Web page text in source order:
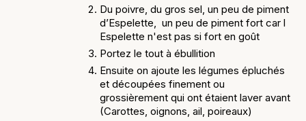
Du poivre, du gros sel, un peu de piment
d’Espelette, un peu de piment fort car l
Espelette n'est pas si fort en goût
Portez le tout à ébullition
Ensuite on ajoute les légumes épluchés
et découpées finement ou
grossièrement qui ont étaient laver avant
(Carottes, oignons, ail, poireaux)